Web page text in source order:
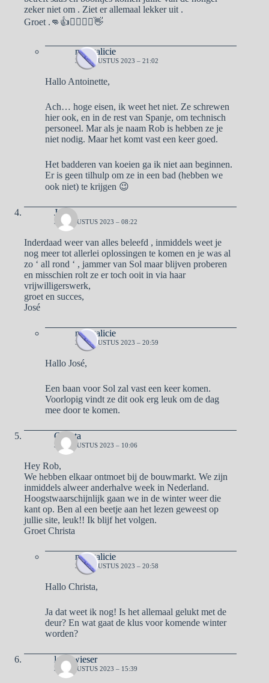
zeker niet om . Ziet er allemaal lekker uit .
Groet .👊👍🙋‍♀️🙋‍♂️👋
naargalicie
31 AUGUSTUS 2023 – 21:02
Hallo Antoinette,
Ach… hoge eisen, ik weet het niet. Ze schrewen
hier ook, en in de rest van Spanje, om technisch
personeel. Mar als je naam Rob is hebben ze je
niet nodig. Maar het komt vast een keer goed.
Het badderen van koeien ga ik niet aan beginnen.
Er is geen tilhulp om ze in een bad (hebben we
ook niet) te krijgen 😉
José
30 AUGUSTUS 2023 – 08:22
Inderdaad weer van alles beleefd , inmiddels weet je
nog meer tot allerlei oplossingen te komen en je was al
zo ‘ all rond ‘ , jammer van Sol maar blijven proberen
en misschien rolt ze er toch ooit in via haar
vrijwilligerswerk,
groet en succes,
José
naargalicie
31 AUGUSTUS 2023 – 20:59
Hallo José,
Een baan voor Sol zal vast een keer komen.
Voorlopig vindt ze dit ook erg leuk om de dag
mee door te komen.
Christa
30 AUGUSTUS 2023 – 10:06
Hey Rob,
We hebben elkaar ontmoet bij de bouwmarkt. We zijn
inmiddels alweer anderhalve week in Nederland.
Hoogstwaarschijnlijk gaan we in de winter weer die
kant op. Ben al een beetje aan het lezen geweest op
jullie site, leuk!! Ik blijf het volgen.
Groet Christa
naargalicie
31 AUGUSTUS 2023 – 20:58
Hallo Christa,
Ja dat weet ik nog! Is het allemaal gelukt met de
deur? En wat gaat de klus voor komende winter
worden?
lady wieser
30 AUGUSTUS 2023 – 15:39